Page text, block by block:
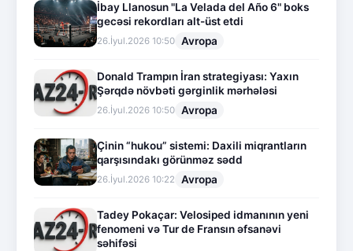
İbay Llanosun "La Velada del Año 6" boks
gecəsi rekordları alt-üst etdi
26.İyul.2026 10:50 Avropa
Donald Trampın İran strategiyası: Yaxın
Şərqdə növbəti gərginlik mərhələsi
26.İyul.2026 10:50 Avropa
Çinin “hukou” sistemi: Daxili miqrantların
qarşısındakı görünməz sədd
26.İyul.2026 10:22 Avropa
Tadey Pokaçar: Velosiped idmanının yeni
fenomeni və Tur de Fransın əfsanəvi
səhifəsi